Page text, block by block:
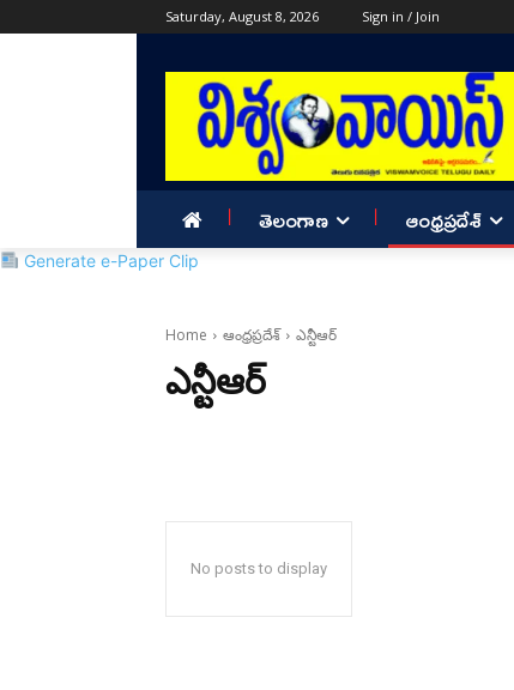
Saturday, August 8, 2026 Sign in / Join
తెలంగాణ ఆంధ్రప్రదేశ్
Generate e-Paper Clip
Home ఆంధ్రప్రదేశ్ ఎన్టీఆర్
ఎన్టీఆర్
No posts to display